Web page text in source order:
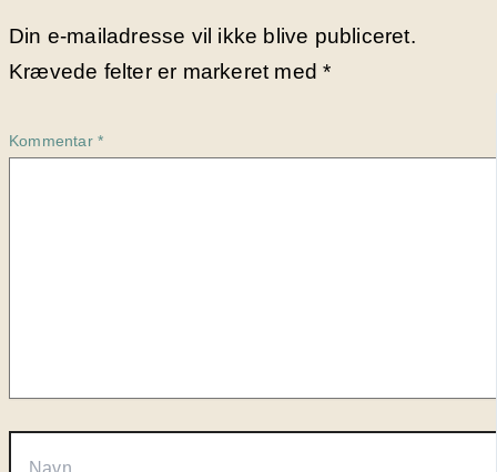
Din e-mailadresse vil ikke blive publiceret.
Krævede felter er markeret med*
Kommentar *